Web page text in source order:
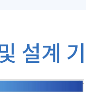
설계